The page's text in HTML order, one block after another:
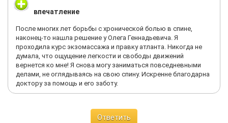
впечатление
После многих лет борьбы с хронической болью в спине,
наконец-то нашла решение у Олега Геннадьевича. Я
проходила курс экзомассажа и правку атланта. Никогда не
думала, что ощущение легкости и свободы движений
вернется ко мне! Я снова могу заниматься повседневными
делами, не оглядываясь на свою спину. Искренне благодарна
доктору за помощь и его заботу.
Ответить